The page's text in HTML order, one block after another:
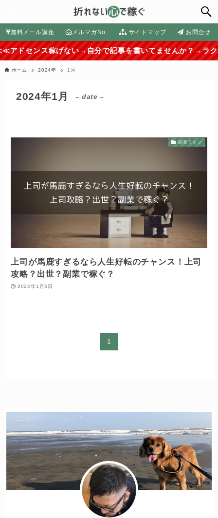
無料メール講座 メルマガNo. サイトマップ お問合せ
ス稼げない→自分で記事を書いてませんか？→ラクして稼
ホーム 2024年 1月
2024年1月 – date –
副業ライフ
上司が馬鹿すぎるなら人生好転のチャンス！上司
攻略？出世？副業で稼ぐ？
2024年1月5日
1